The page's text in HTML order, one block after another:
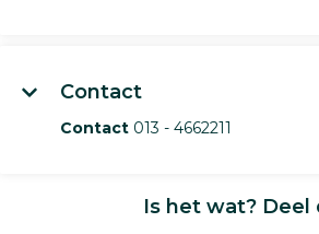
Contact
Contact 013 - 4662211
Is het wat? Deel